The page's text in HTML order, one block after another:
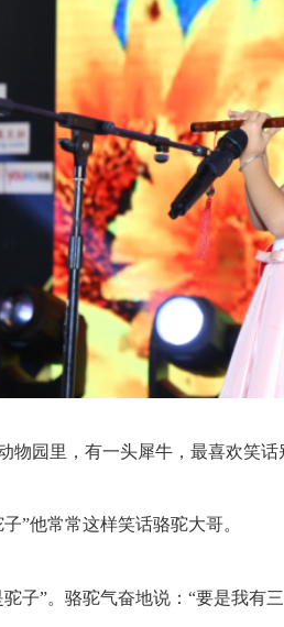
物园里，有一头犀牛，最喜欢笑话
”他常常这样笑话骆驼大哥。
驼子”。骆驼气奋地说：“要是我有